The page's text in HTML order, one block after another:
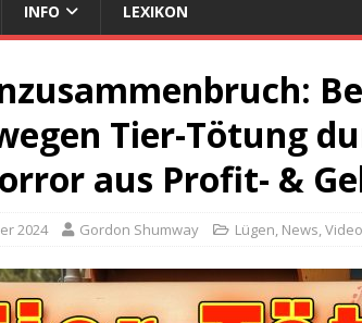
INFO LEXIKON
Tier-Tötung
aus Profit- &
2024 Gordon Shumway Lügen, News,